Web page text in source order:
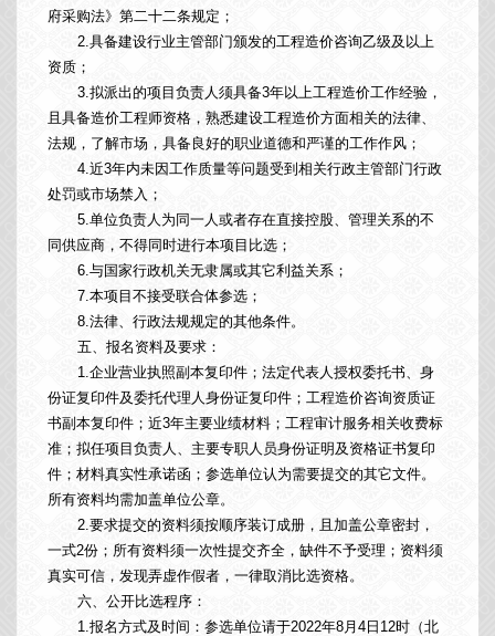
府采购法》第二十二条规定；
2.具备建设行业主管部门颁发的工程造价咨询乙级及以上
资质；
3.拟派出的项目负责人须具备3年以上工程造价工作经验，
且具备造价工程师资格，熟悉建设工程造价方面相关的法律、
法规，了解市场，具备良好的职业道德和严谨的工作作风；
4.近3年内未因工作质量等问题受到相关行政主管部门行政
处罚或市场禁入；
5.单位负责人为同一人或者存在直接控股、管理关系的不
同供应商，不得同时进行本项目比选；
6.与国家行政机关无隶属或其它利益关系；
7.本项目不接受联合体参选；
8.法律、行政法规规定的其他条件。
五、报名资料及要求：
1.企业营业执照副本复印件；法定代表人授权委托书、身
份证复印件及委托代理人身份证复印件；工程造价咨询资质证
书副本复印件；近3年主要业绩材料；工程审计服务相关收费标
准；拟任项目负责人、主要专职人员身份证明及资格证书复印
件；材料真实性承诺函；参选单位认为需要提交的其它文件。
所有资料均需加盖单位公章。
2.要求提交的资料须按顺序装订成册，且加盖公章密封，
一式2份；所有资料须一次性提交齐全，缺件不予受理；资料须
真实可信，发现弄虚作假者，一律取消比选资格。
六、公开比选程序：
1.报名方式及时间：参选单位请于2022年8月4日12时（北